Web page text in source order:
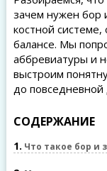
зачем нужен бор
костной
балансе. Мы
аббревиатуры и
выстроим
до повседневной
СОДЕРЖАНИЕ
1 Что такое бор и